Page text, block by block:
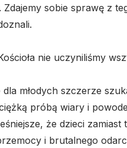
sobie sprawę z
nie uczyniliśmy
młodych szczerze
próbą wiary i
że dzieci
i brutalnego